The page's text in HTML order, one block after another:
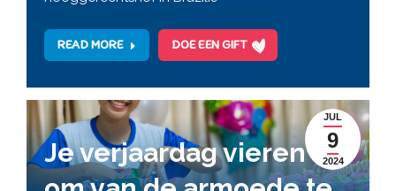
READ MORE DOE EEN GIFT
JUL
9
2024
Je verjaardag vieren